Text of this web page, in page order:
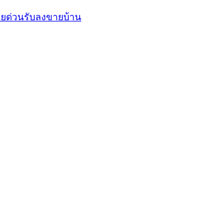
ด่วนรับลงขายบ้าน